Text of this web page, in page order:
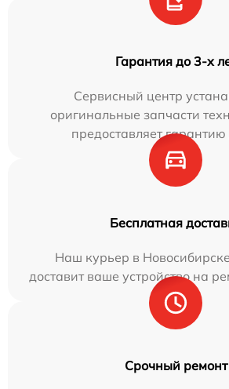
Гарантия до 3-х
Сервисный центр
оригинальные запчасти
предоставляет гарантию
Бесплатная
Наш курьер в
доставит ваше устройство на
Срочный ремонт